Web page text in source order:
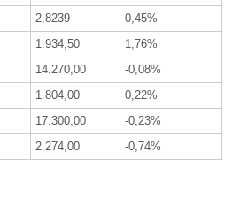
2,8239
0,45%
1.934,50
1,76%
14.270,00
-0,08%
1.804,00
0,22%
17.300,00
-0,23%
2.274,00 -0,74%